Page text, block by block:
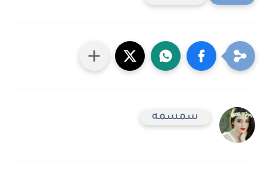
سمسمه